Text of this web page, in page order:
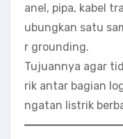
anel, pipa, kabel
ubungkan satu
r grounding.
Tujuannya agar
rik antar bagian
ngatan listrik